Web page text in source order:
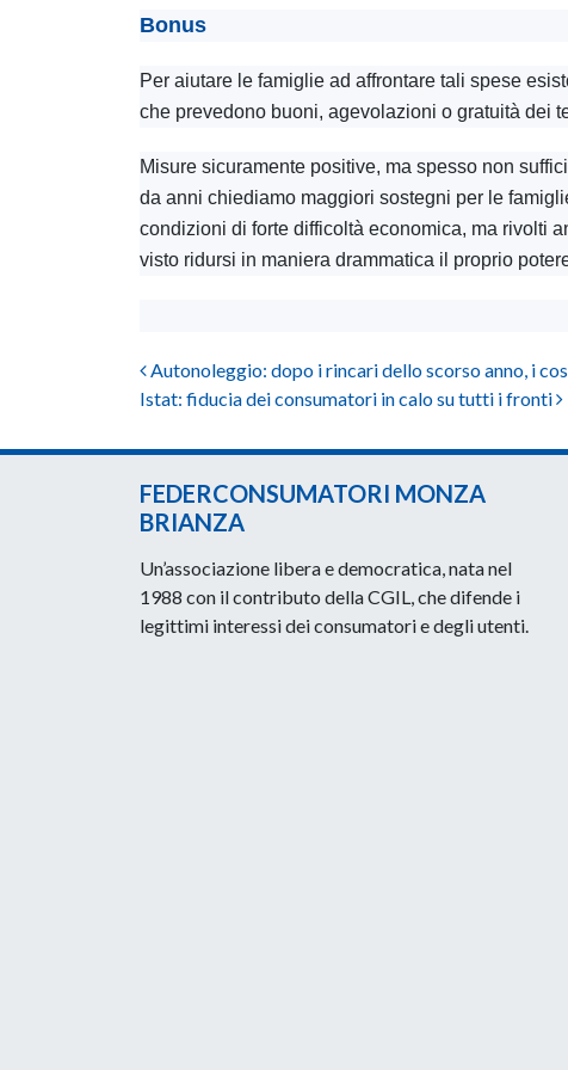
Bonus
Per aiutare le famiglie ad affrontare tali spese
che prevedono buoni, agevolazioni o gratuità dei
Misure sicuramente positive, ma spesso non
da anni chiediamo maggiori sostegni per le
condizioni di forte difficoltà economica, ma rivolti
visto ridursi in maniera drammatica il proprio
Post navigation
Autonoleggio: dopo i rincari dello scorso anno, i
Istat: fiducia dei consumatori in calo su tutti i fronti
FEDERCONSUMATORI MONZA
BRIANZA
Un’associazione libera e democratica, nata nel
1988 con il contributo della CGIL, che difende i
legittimi interessi dei consumatori e degli utenti.